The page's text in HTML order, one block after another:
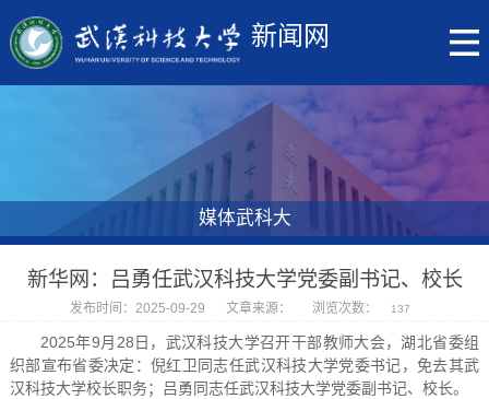
新闻网
媒体武科大
新华网：吕勇任武汉科技大学党委副书记、校长
发布时间：2025-09-29 文章来源： 浏览次数： 137
2025年9月28日，武汉科技大学召开干部教师大会，湖北省委组
织部宣布省委决定：倪红卫同志任武汉科技大学党委书记，免去其武
汉科技大学校长职务；吕勇同志任武汉科技大学党委副书记、校长。